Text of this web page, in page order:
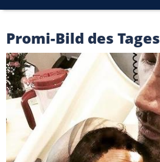
Promi-Bild des Tages